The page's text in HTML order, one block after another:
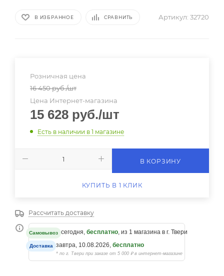
В ИЗБРАННОЕ СРАВНИТЬ Артикул: 32720
Розничная цена
16 450руб./шт
Цена Интернет-магазина
15 628 руб./шт
Есть в наличии в 1 магазине
В КОРЗИНУ
КУПИТЬ В 1 КЛИК
Рассчитать доставку
Самовывоз сегодня, бесплатно , из 1 магазина в г. Твери
Доставка завтра, 10.08.2026, бесплатно
* по г. Твери при заказе от 5 000 ₽ в интернет-магазине